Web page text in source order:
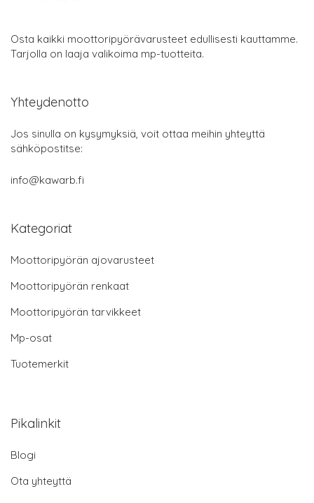
Osta kaikki moottoripyörävarusteet edullisesti kauttamme.
Tarjolla on laaja valikoima mp-tuotteita.
Yhteydenotto
Jos sinulla on kysymyksiä, voit ottaa meihin yhteyttä
sähköpostitse:
info@kawarb.fi
Kategoriat
Moottoripyörän ajovarusteet
Moottoripyörän renkaat
Moottoripyörän tarvikkeet
Mp-osat
Tuotemerkit
Pikalinkit
Blogi
Ota yhteyttä